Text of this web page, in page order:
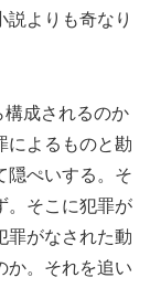
説よりも奇なり
成されるのか
によるものと勘
隠ぺいする。そ
。そこに犯罪が
罪がなされた動
か。それを追い